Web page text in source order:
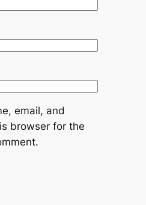
email, and
browser for the